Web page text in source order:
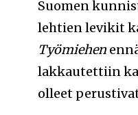
Suomen
lehtien levikit
Työmiehen
lakkautettiin
olleet